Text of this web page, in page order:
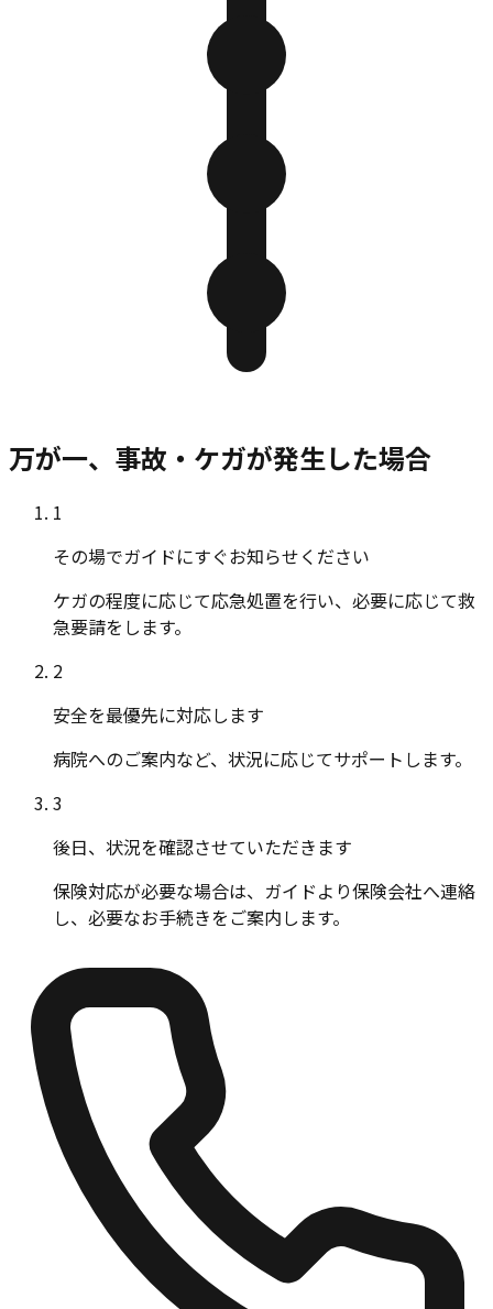
万が一、事故・ケガが発生した場合
1
その場でガイドにすぐお知らせください
ケガの程度に応じて応急処置を行い、必要に応じて救
急要請をします。
2
安全を最優先に対応します
病院へのご案内など、状況に応じてサポートします。
3
後日、状況を確認させていただきます
保険対応が必要な場合は、ガイドより保険会社へ連絡
し、必要なお手続きをご案内します。